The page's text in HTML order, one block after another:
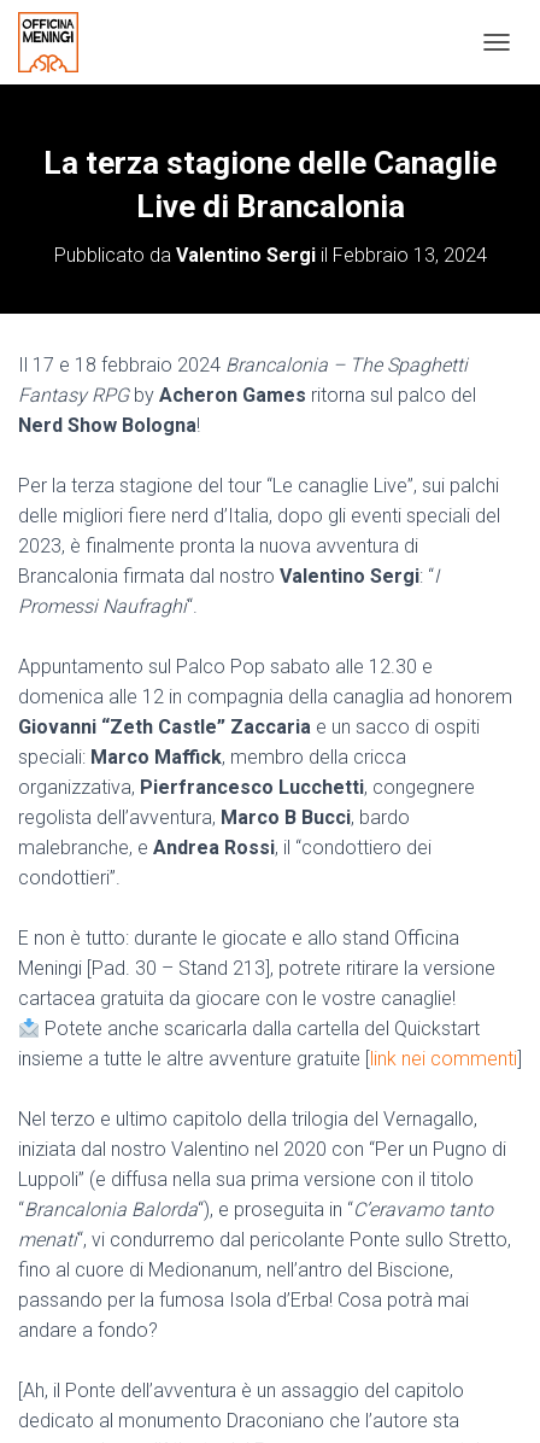
A
A
T
La terza stagione delle Canaglie
Live di Brancalonia
Pubblicato da Valentino Sergiil Febbraio 13, 2024
Il 17 e 18 febbraio 2024 Brancalonia – The Spaghetti
Fantasy RPGby Acheron Games ritorna sul palco del
Nerd Show Bologna!
Per la terza stagione del tour “Le canaglie Live”, sui palchi
delle migliori fiere nerd d’Italia, dopo gli eventi speciali del
2023, è finalmente pronta la nuova avventura di
Brancalonia firmata dal nostro Valentino Sergi: “I
Promessi Naufraghi“.
Appuntamento sul Palco Pop sabato alle 12.30 e
domenica alle 12 in compagnia della canaglia ad honorem
Giovanni “Zeth Castle” Zaccaria e un sacco di ospiti
speciali: Marco Maffick, membro della cricca
organizzativa, Pierfrancesco Lucchetti, congegnere
regolista dell’avventura, Marco B Bucci, bardo
malebranche, e Andrea Rossi, il “condottiero dei
condottieri”.
E non è tutto: durante le giocate e allo stand Officina
Meningi [Pad. 30 – Stand 213], potrete ritirare la versione
cartacea gratuita da giocare con le vostre canaglie!
Potete anche scaricarla dalla cartella del Quickstart
insieme a tutte le altre avventure gratuite [link nei commenti]
Nel terzo e ultimo capitolo della trilogia del Vernagallo,
iniziata dal nostro Valentino nel 2020 con “Per un Pugno di
Luppoli” (e diffusa nella sua prima versione con il titolo
“Brancalonia Balorda“), e proseguita in “C’eravamo tanto
menati“, vi condurremo dal pericolante Ponte sullo Stretto,
fino al cuore di Medionanum, nell’antro del Biscione,
passando per la fumosa Isola d’Erba! Cosa potrà mai
andare a fondo?
[Ah, il Ponte dell’avventura è un assaggio del capitolo
dedicato al monumento Draconiano che l’autore sta